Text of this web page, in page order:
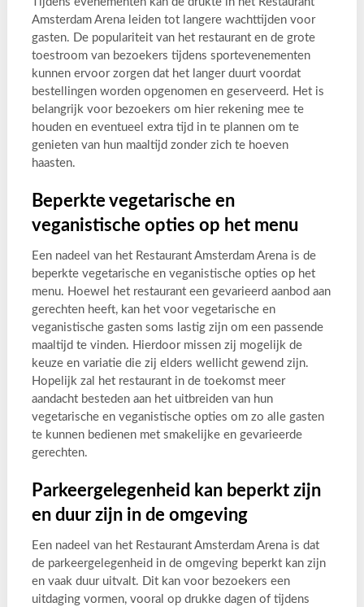
Amsterdam Arena leiden tot langere wachttijden voor
gasten. De populariteit van het restaurant en de grote
toestroom van bezoekers tijdens sportevenementen
kunnen ervoor zorgen dat het langer duurt voordat
bestellingen worden opgenomen en geserveerd. Het is
belangrijk voor bezoekers om hier rekening mee te
houden en eventueel extra tijd in te plannen om te
genieten van hun maaltijd zonder zich te hoeven
haasten.
Beperkte vegetarische en
veganistische opties op het menu
Een nadeel van het Restaurant Amsterdam Arena is de
beperkte vegetarische en veganistische opties op het
menu. Hoewel het restaurant een gevarieerd aanbod aan
gerechten heeft, kan het voor vegetarische en
veganistische gasten soms lastig zijn om een passende
maaltijd te vinden. Hierdoor missen zij mogelijk de
keuze en variatie die zij elders wellicht gewend zijn.
Hopelijk zal het restaurant in de toekomst meer
aandacht besteden aan het uitbreiden van hun
vegetarische en veganistische opties om zo alle gasten
te kunnen bedienen met smakelijke en gevarieerde
gerechten.
Parkeergelegenheid kan beperkt zijn
en duur zijn in de omgeving
Een nadeel van het Restaurant Amsterdam Arena is dat
de parkeergelegenheid in de omgeving beperkt kan zijn
en vaak duur uitvalt. Dit kan voor bezoekers een
uitdaging vormen, vooral op drukke dagen of tijdens